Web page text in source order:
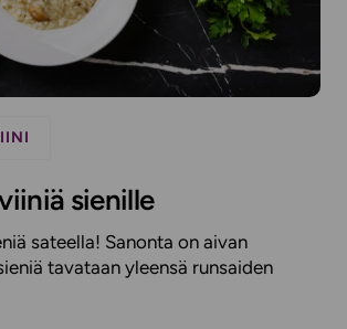
sienille
sateella! Sanonta on aivan
tavataan yleensä runsaiden